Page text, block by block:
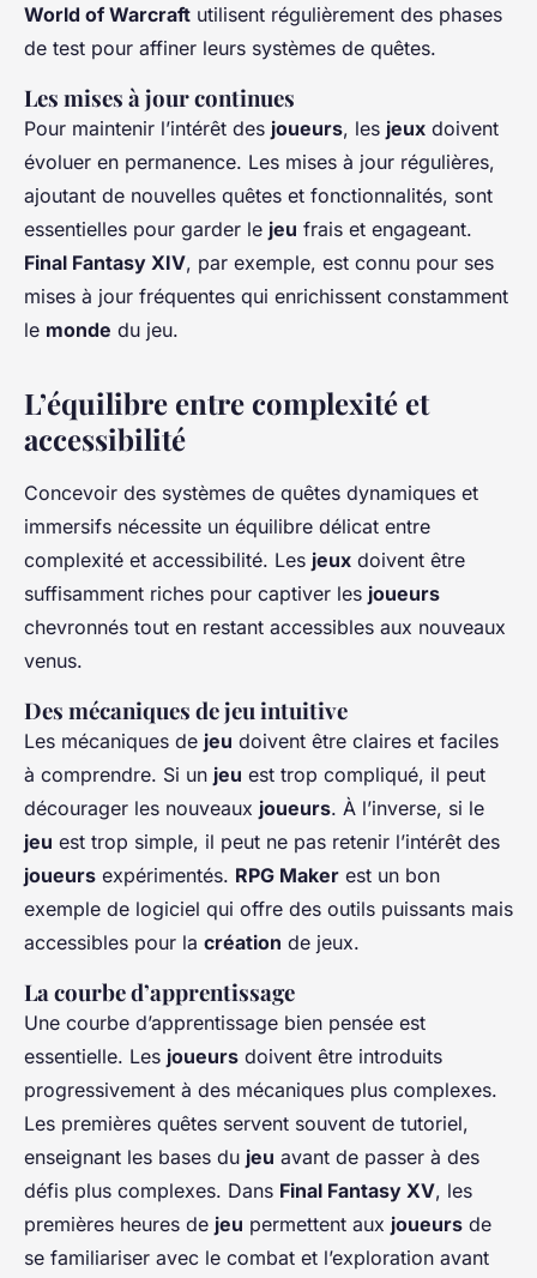
World of Warcraft utilisent régulièrement des phases
de test pour affiner leurs systèmes de quêtes.
Les mises à jour continues
Pour maintenir l’intérêt des joueurs, les jeux doivent
évoluer en permanence. Les mises à jour régulières,
ajoutant de nouvelles quêtes et fonctionnalités, sont
essentielles pour garder le jeu frais et engageant.
Final Fantasy XIV, par exemple, est connu pour ses
mises à jour fréquentes qui enrichissent constamment
le monde du jeu.
L’équilibre entre complexité et
accessibilité
Concevoir des systèmes de quêtes dynamiques et
immersifs nécessite un équilibre délicat entre
complexité et accessibilité. Les jeux doivent être
suffisamment riches pour captiver les joueurs
chevronnés tout en restant accessibles aux nouveaux
venus.
Des mécaniques de jeu intuitive
Les mécaniques de jeu doivent être claires et faciles
à comprendre. Si un jeu est trop compliqué, il peut
décourager les nouveaux joueurs. À l’inverse, si le
jeu est trop simple, il peut ne pas retenir l’intérêt des
joueurs expérimentés. RPG Maker est un bon
exemple de logiciel qui offre des outils puissants mais
accessibles pour la création de jeux.
La courbe d’apprentissage
Une courbe d’apprentissage bien pensée est
essentielle. Les joueurs doivent être introduits
progressivement à des mécaniques plus complexes.
Les premières quêtes servent souvent de tutoriel,
enseignant les bases du jeu avant de passer à des
défis plus complexes. Dans Final Fantasy XV, les
premières heures de jeu permettent aux joueurs de
se familiariser avec le combat et l’exploration avant